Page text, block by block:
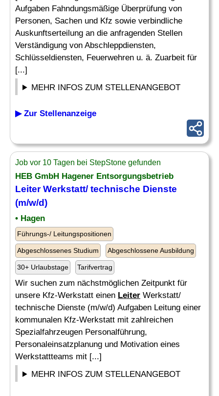
Aufgaben Fahndungsmäßige Überprüfung von
Personen, Sachen und Kfz sowie verbindliche
Auskunftserteilung an die anfragenden Stellen
Verständigung von Abschleppdiensten,
Schlüsseldiensten, Feuerwehren u. ä. Zuarbeit für
[...]
MEHR INFOS ZUM STELLENANGEBOT
▶ Zur Stellenanzeige
Job vor 10 Tagen bei StepStone gefunden
HEB GmbH Hagener Entsorgungsbetrieb
LeiterWerkstatt/ technische Dienste
(m/w/d)
• Hagen
Führungs-/ Leitungspositionen
Abgeschlossenes Studium Abgeschlossene Ausbildung
30+ Urlaubstage Tarifvertrag
Wir suchen zum nächstmöglichen Zeitpunkt für
unsere Kfz-Werkstatt einen Leiter Werkstatt/
technische Dienste (m/w/d) Aufgaben Leitung einer
kommunalen Kfz-Werkstatt mit zahlreichen
Spezialfahrzeugen Personalführung,
Personaleinsatzplanung und Motivation eines
Werkstattteams mit [...]
MEHR INFOS ZUM STELLENANGEBOT